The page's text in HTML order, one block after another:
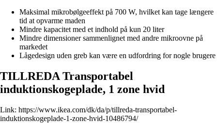
Maksimal mikrobølgeeffekt på 700 W, hvilket kan tage længere
tid at opvarme maden
Mindre kapacitet med et indhold på kun 20 liter
Mindre dimensioner sammenlignet med andre mikroovne på
markedet
Lågedesign uden greb kan være en udfordring for nogle brugere
TILLREDA Transportabel
induktionskogeplade, 1 zone hvid
Link: https://www.ikea.com/dk/da/p/tillreda-transportabel-
induktionskogeplade-1-zone-hvid-10486794/